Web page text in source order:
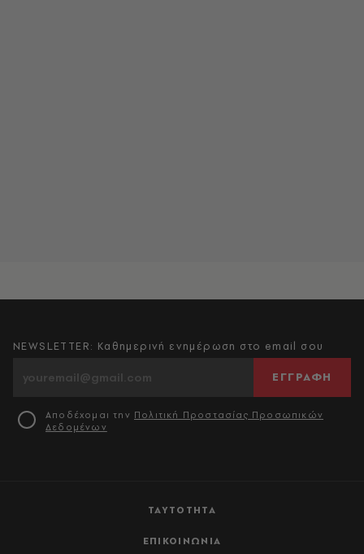
ΤΑΥΤΟΤΗΤΑ
ΕΠΙΚΟΙΝΩΝΙΑ
NEWSLETTER: Καθημερινή ενημέρωση στο email σου
ΕΓΓΡΑΦΗ
Αποδέχομαι την Πολιτική Προστασίας Προσωπικών
Δεδομένων